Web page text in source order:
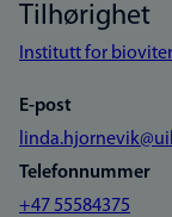
Tilhørighet
Institutt for
E-post
Telefonnummer
+47 55584375